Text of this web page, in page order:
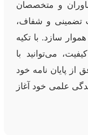
و متخصصان
تضمینی و شفاف،
سازد. با تکیه
می‌توانید با
از پایان نامه خود
علمی خود آغاز